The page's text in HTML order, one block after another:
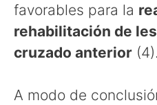
favorables para la
rehabilitación de
cruzado anterior (4).
A modo de